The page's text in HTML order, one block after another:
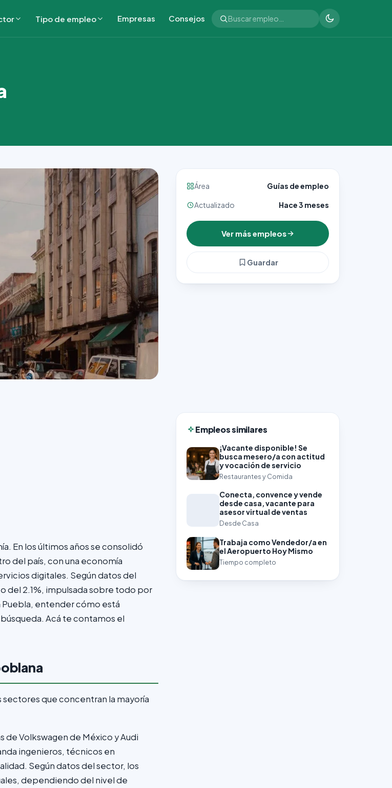
Tipo de empleo Empresas Consejos
En los últimos años se consolidó
del país, con una economía
digitales. Según datos del
del 2.1%, impulsada sobre todo por
Puebla, entender cómo está
Acá te contamos el
que concentran la mayoría
de Volkswagen de México y Audi
ingenieros, técnicos en
Según datos del sector, los
dependiendo del nivel de
Área Guías de empleo
Actualizado Hace 3 meses
Ver más empleos
Guardar
Empleos similares
¡Vacante disponible! Se
busca mesero/a con actitud
y vocación de servicio
Restaurantes y Comida
Conecta, convence y vende
desde casa, vacante para
asesor virtual de ventas
Desde Casa
Trabaja como Vendedor/a en
el Aeropuerto Hoy Mismo
Tiempo completo